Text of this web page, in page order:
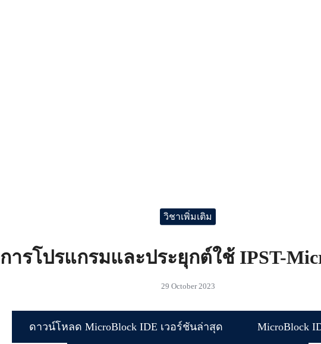
วิชาเพิ่มเติม
การโปรแกรมและประยุกต์ใช้ IPST-
29 October 2023
ดาวน์โหลด MicroBlock IDE เวอร์ชันล่าสุด MicroBlock